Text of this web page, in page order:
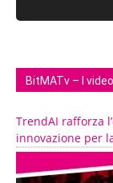
BitMATv – I
TrendAI rafforza
innovazione per